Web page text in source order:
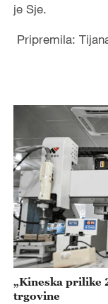
je Sje.
Pripremila:
„Kineska prilike
trgovine